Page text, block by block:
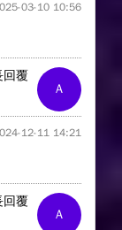
03-10 10:56
A
回覆
12-11 14:21
A
回覆